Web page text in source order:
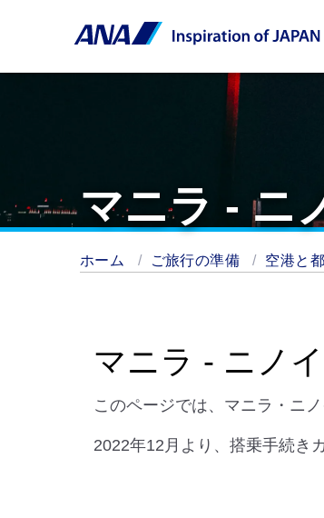
マニラ - ニ
ホーム ご旅行の準備 空港と
マニラ - ニノ
このページでは、マニラ・ニ
2022年12月より、搭乗手続き